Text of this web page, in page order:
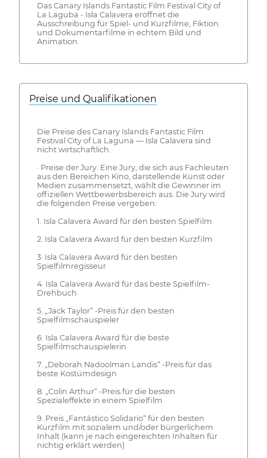
Das Canary Islands Fantastic Film Festival City of
La Laguba - Isla Calavera eröffnet die
Ausschreibung für Spiel- und Kurzfilme, Fiktion
und Dokumentarfilme in echtem Bild und
Animation.
Preise und Qualifikationen
Die Preise des Canary Islands Fantastic Film
Festival City of La Laguna — Isla Calavera sind
nicht wirtschaftlich.
· Preise der Jury. Eine Jury, die sich aus Fachleuten
aus den Bereichen Kino, darstellende Kunst oder
Medien zusammensetzt, wählt die Gewinner im
offiziellen Wettbewerbsbereich aus. Die Jury wird
die folgenden Preise vergeben:
1. Isla Calavera Award für den besten Spielfilm
2. Isla Calavera Award für den besten Kurzfilm
3. Isla Calavera Award für den besten
Spielfilmregisseur
4. Isla Calavera Award für das beste Spielfilm-
Drehbuch
5. „Jack Taylor“ -Preis für den besten
Spielfilmschauspieler
6. Isla Calavera Award für die beste
Spielfilmschauspielerin
7. „Deborah Nadoolman Landis“ -Preis für das
beste Kostümdesign
8. „Colin Arthur“ -Preis für die besten
Spezialeffekte in einem Spielfilm
9. Preis „Fantástico Solidario“ für den besten
Kurzfilm mit sozialem und/oder bürgerlichem
Inhalt (kann je nach eingereichten Inhalten für
nichtig erklärt werden)